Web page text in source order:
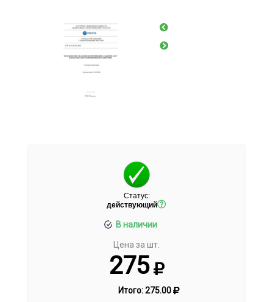
Статус:
действующий
В наличии
Цена за шт.
275
Итого:275.00